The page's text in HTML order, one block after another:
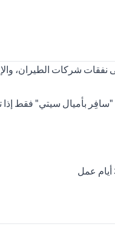
بأميال سيتي" فقط إذا